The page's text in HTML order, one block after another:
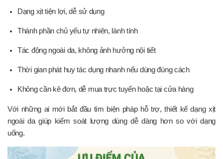
Dạng xịt tiện lợi, dễ sử dụng
Thành phần chủ yếu tự nhiên, lành tính
Tác động ngoài da, không ảnh hưởng nội tiết
Thời gian phát huy tác dụng nhanh nếu dùng đúng cách
Không cần kê đơn, dễ mua trực tuyến hoặc tại cửa hàng
Với những ai mới bắt đầu tìm biện pháp hỗ trợ, thiết kế dạng xịt
ngoài da giúp kiểm soát lượng dùng dễ dàng hơn so với dạng
uống.